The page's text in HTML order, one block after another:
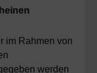
im Rahmen von
werden